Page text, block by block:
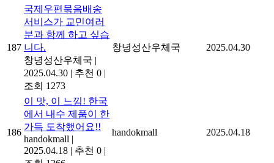
187
국제우편묶음배송
서비스가 교민여러
분과 함께 하고 싶습
니다.
창녕성산우체국 |
2025.04.30 | 추천 0 |
조회 1273
창녕성산우체국 2025.04.30
186
이 맛, 이 느낌! 한국
에서 내수 제품이 한
가득 도착했어요!!
handokmall |
2025.04.18 | 추천 0 |
handokmall 2025.04.18